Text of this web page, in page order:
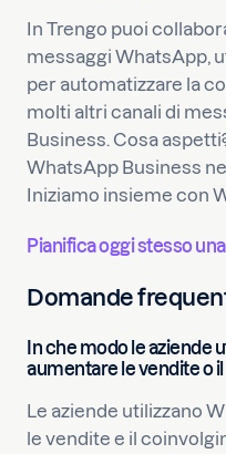
In Trengo puoi
messaggi WhatsApp,
per automatizzare la
molti altri canali di
Business. Cosa
WhatsApp Business
Iniziamo insieme con
Pianifica oggi stesso
Domande
In che modo le aziende
aumentare le vendite o
Le aziende utilizzano
le vendite e il